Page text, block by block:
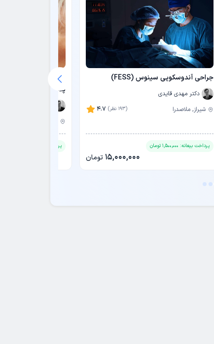
جراحی آندوسکوپی سینوس (FESS)
دکتر مهدی قایدی
4.7
(193 نظر) شیراز, ملاصدرا
پرداخت بیعانه: 1,500,000 تومان
15,000,000تومان
تزریق بوتاکس صورت
پنجه کلاغی)💉
پرداخت بیعانه: